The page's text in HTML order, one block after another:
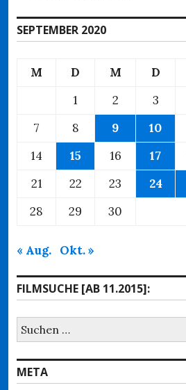
SEPTEMBER 2020
M D M D
1
2 3
7
8 9 10
14
15 16 17
21
22 23 24
28
29 30
« Aug. Okt. »
FILMSUCHE [AB 11.2015]:
Suchen
nach:
META